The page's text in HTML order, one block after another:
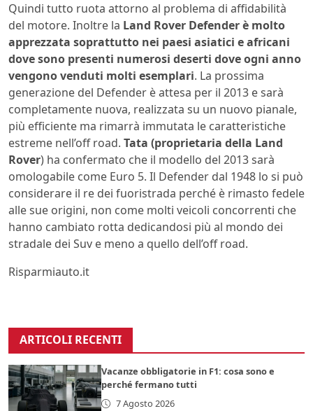
Quindi tutto ruota attorno al problema di affidabilità
del motore. Inoltre la Land Rover Defender è molto
apprezzata soprattutto nei paesi asiatici e africani
dove sono presenti numerosi deserti dove ogni anno
vengono venduti molti esemplari. La prossima
generazione del Defender è attesa per il 2013 e sarà
completamente nuova, realizzata su un nuovo pianale,
più efficiente ma rimarrà immutata le caratteristiche
estreme nell’off road. Tata (proprietaria della Land
Rover) ha confermato che il modello del 2013 sarà
omologabile come Euro 5. Il Defender dal 1948 lo si può
considerare il re dei fuoristrada perché è rimasto fedele
alle sue origini, non come molti veicoli concorrenti che
hanno cambiato rotta dedicandosi più al mondo dei
stradale dei Suv e meno a quello dell’off road.
Risparmiauto.it
ARTICOLI RECENTI
Vacanze obbligatorie in F1: cosa sono e
perché fermano tutti
7 Agosto 2026